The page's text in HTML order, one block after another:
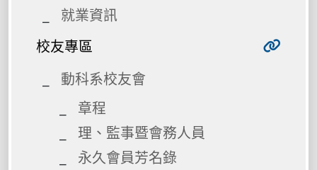
就業資訊
校友專區
動科系校友會
章程
理、監事暨會務人員
永久會員芳名錄